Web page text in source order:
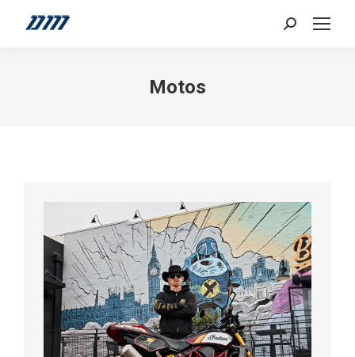
Search:
Motos